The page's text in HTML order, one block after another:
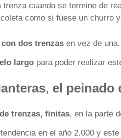
trenza cuando se termine de
como si fuese un churro
dos trenzas en vez de una.
largo para poder realizar
, el peinado
trenzas, finitas, en la parte
en el año 2.000 y